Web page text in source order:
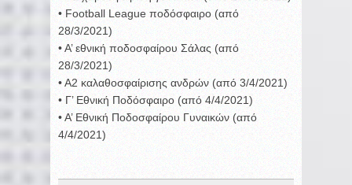
• Football League ποδόσφαιρο (από
28/3/2021)
• Α’ εθνική ποδοσφαίρου Σάλας (από
28/3/2021)
• Α2 καλαθοσφαίρισης ανδρών (από 3/4/2021)
• Γ’ Εθνική Ποδόσφαιρο (από 4/4/2021)
• Α’ Εθνική Ποδοσφαίρου Γυναικών (από
4/4/2021)